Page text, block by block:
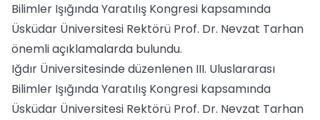
Bilimler Işığında Yaratılış Kongresi kapsamında
Üsküdar Üniversitesi Rektörü Prof. Dr. Nevzat Tarhan
önemli açıklamalarda bulundu.
Iğdır Üniversitesinde düzenlenen III. Uluslararası
Bilimler Işığında Yaratılış Kongresi kapsamında
Üsküdar Üniversitesi Rektörü Prof. Dr. Nevzat Tarhan